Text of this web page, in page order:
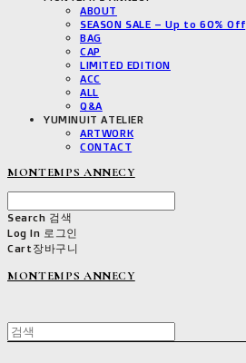
ABOUT
SEASON SALE – Up to 60% Off
BAG
CAP
LIMITED EDITION
ACC
ALL
Q&A
YUMINUIT ATELIER
ARTWORK
CONTACT
MONTEMPS ANNECY
Search 검색
Log In 로그인
Cart장바구니
MONTEMPS ANNECY